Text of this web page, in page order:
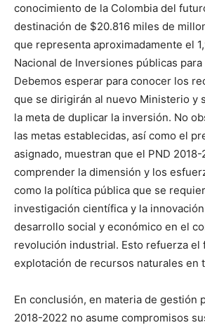
conocimiento de la Colombia del
destinación de $20.816 miles de
que representa aproximadamente el
Nacional de Inversiones públicas
Debemos esperar para conocer los
que se dirigirán al nuevo Ministerio y
la meta de duplicar la inversión. No
las metas establecidas, así como el
asignado, muestran que el PND
comprender la dimensión y los
como la política pública que se
investigación científica y la
desarrollo social y económico en el
revolución industrial. Esto refuerza el
explotación de recursos naturales en
En conclusión, en materia de gestión
2018-2022 no asume compromisos